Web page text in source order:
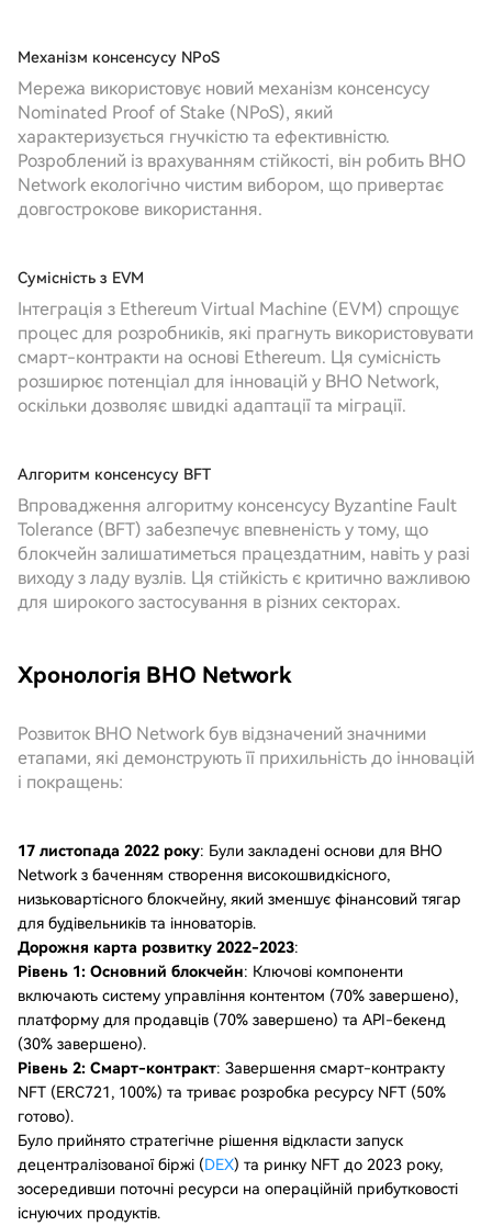
Механізм консенсусу NPoS
Мережа використовує новий механізм консенсусу
Nominated Proof of Stake (NPoS), який
характеризується гнучкістю та ефективністю.
Розроблений із врахуванням стійкості, він робить BHO
Network екологічно чистим вибором, що привертає
довгострокове використання.
Сумісність з EVM
Інтеграція з Ethereum Virtual Machine (EVM) спрощує
процес для розробників, які прагнуть використовувати
смарт-контракти на основі Ethereum. Ця сумісність
розширює потенціал для інновацій у BHO Network,
оскільки дозволяє швидкі адаптації та міграції.
Алгоритм консенсусу BFT
Впровадження алгоритму консенсусу Byzantine Fault
Tolerance (BFT) забезпечує впевненість у тому, що
блокчейн залишатиметься працездатним, навіть у разі
виходу з ладу вузлів. Ця стійкість є критично важливою
для широкого застосування в різних секторах.
Хронологія BHO Network
Розвиток BHO Network був відзначений значними
етапами, які демонструють її прихильність до інновацій
і покращень:
17 листопада 2022 року: Були закладені основи для BHO
Network з баченням створення високошвидкісного,
низьковартісного блокчейну, який зменшує фінансовий тягар
для будівельників та інноваторів.
Дорожня карта розвитку 2022-2023:
Рівень 1: Основний блокчейн: Ключові компоненти
включають систему управління контентом (70% завершено),
платформу для продавців (70% завершено) та API-бекенд
(30% завершено).
Рівень 2: Смарт-контракт: Завершення смарт-контракту
NFT (ERC721, 100%) та триває розробка ресурсу NFT (50%
готово).
Було прийнято стратегічне рішення відкласти запуск
децентралізованої біржі (DEX) та ринку NFT до 2023 року,
зосередивши поточні ресурси на операційній прибутковості
існуючих продуктів.